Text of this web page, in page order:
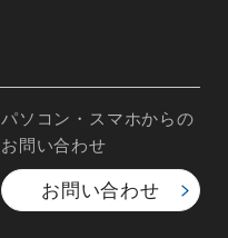
パソコン・スマホからの
お問い合わせ
お問い合わせ